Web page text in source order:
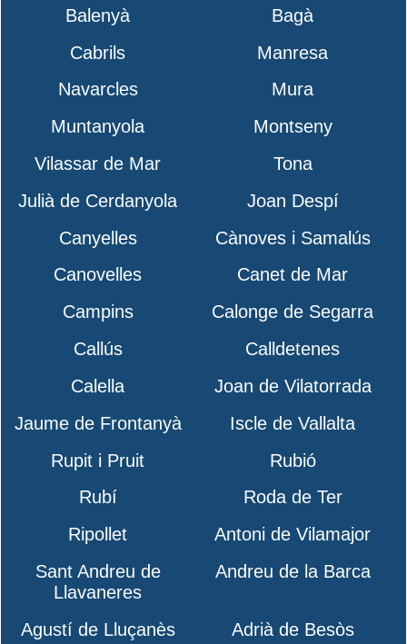
Balenyà
Bagà
Cabrils
Manresa
Navarcles
Mura
Muntanyola
Montseny
Vilassar de Mar
Tona
Julià de Cerdanyola
Joan Despí
Canyelles
Cànoves i Samalús
Canovelles
Canet de Mar
Campins
Calonge de Segarra
Callús
Calldetenes
Calella
Joan de Vilatorrada
Jaume de Frontanyà
Iscle de Vallalta
Rupit i Pruit
Rubió
Rubí
Roda de Ter
Ripollet
Antoni de Vilamajor
Sant Andreu de
Llavaneres
Andreu de la Barca
Agustí de Lluçanès
Adrià de Besòs